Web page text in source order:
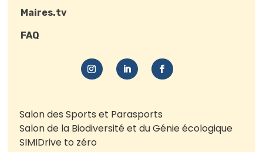
Maires.tv
FAQ
Salon des Sports et Parasports
Salon de la Biodiversité et du Génie écologique
SIMIDrive to zéro